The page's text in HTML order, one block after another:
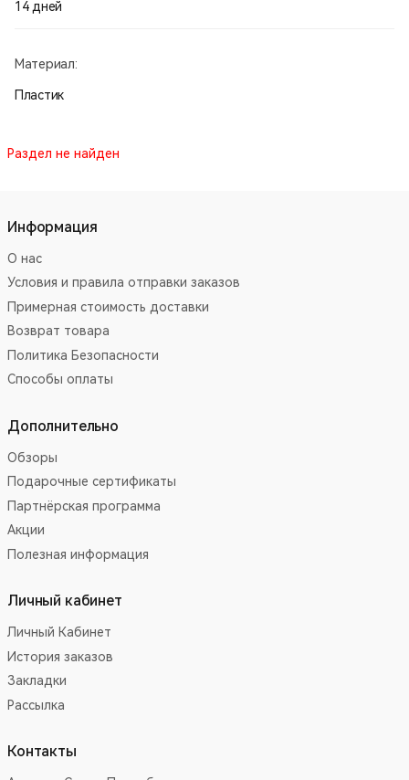
14 дней
Материал:
Пластик
Раздел не найден
Информация
О нас
Условия и правила отправки заказов
Примерная стоимость доставки
Возврат товара
Политика Безопасности
Способы оплаты
Дополнительно
Обзоры
Подарочные сертификаты
Партнёрская программа
Акции
Полезная информация
Личный кабинет
Личный Кабинет
История заказов
Закладки
Рассылка
Контакты